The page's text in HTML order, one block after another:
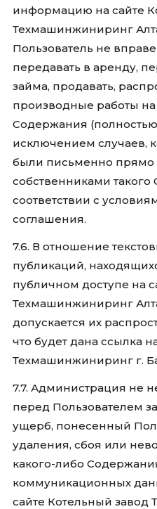
информацию на сайте
Техмашинжиниринг
Пользователь не
передавать в аренду,
займа, продавать,
производные работы на
Содержания (полностью
исключением случаев,
были письменно
собственниками
соответствии с
соглашения.
7.6. В отношение
публикаций,
публичном доступе на
Техмашинжиниринг
допускается их
что будет дана ссылка
Техмашинжиниринг г.
7.7. Администрация не
перед Пользователем
ущерб, понесенный
удаления, сбоя или
какого-либо
коммуникационных
сайте Котельный